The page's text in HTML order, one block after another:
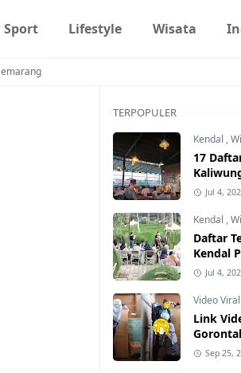
Sport Lifestyle Wisata
TERPOPULER
Kendal ,
17
Populer
Jul 4,
Kendal ,
Daftar
Kendal
Jul 4,
Video Viral
Link
Sensor
Hati-
Sep 25,